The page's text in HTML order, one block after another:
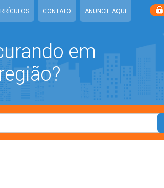
CONTATO ANUNCIE AQUI
em